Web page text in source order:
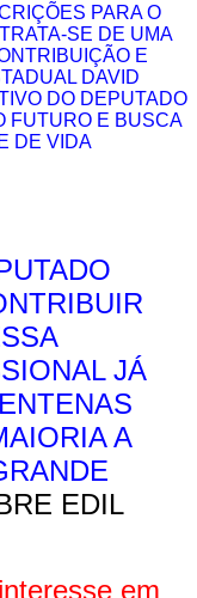
PARA O
SE DE UMA
E
DAVID
DO DEPUTADO
FUTURO E BUSCA
DE VIDA
JÁ
A
EDIL
em